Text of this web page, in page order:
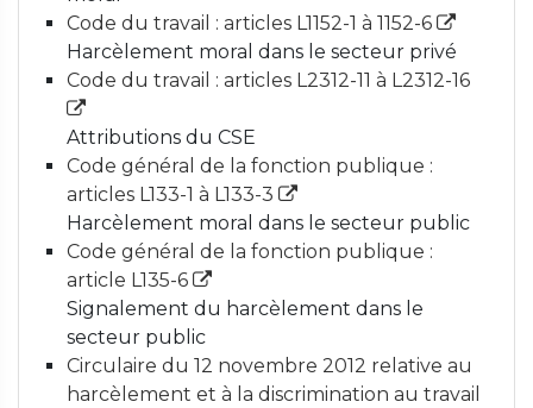
Code du travail : articles L1152-1 à 1152-6
Harcèlement moral dans le secteur privé
Code du travail : articles L2312-11 à L2312-16
Attributions du CSE
Code général de la fonction publique :
articles L133-1 à L133-3
Harcèlement moral dans le secteur public
Code général de la fonction publique :
article L135-6
Signalement du harcèlement dans le
secteur public
Circulaire du 12 novembre 2012 relative au
harcèlement et à la discrimination au travail